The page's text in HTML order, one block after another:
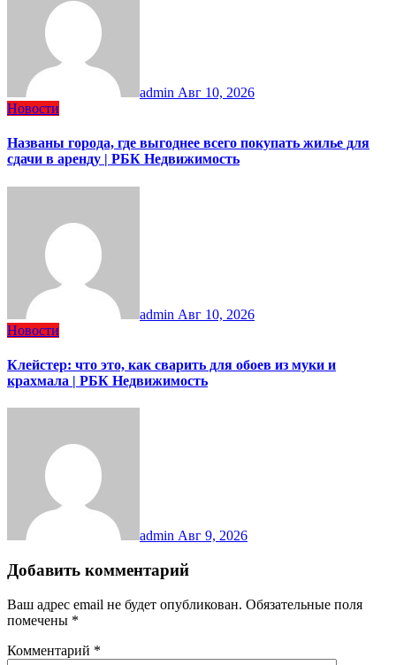
admin Авг 10, 2026
Новости
Названы города, где выгоднее всего покупать жилье для
сдачи в аренду | РБК Недвижимость
admin Авг 10, 2026
Новости
Клейстер: что это, как сварить для обоев из муки и
крахмала | РБК Недвижимость
admin Авг 9, 2026
Добавить комментарий
Ваш адрес email не будет опубликован. Обязательные поля
помечены *
Комментарий *